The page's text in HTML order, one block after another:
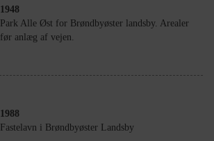
1948
Park Alle Øst for Brøndbyøster landsby. Arealer
før anlæg af vejen.
1988
Fastelavn i Brøndbyøster Landsby